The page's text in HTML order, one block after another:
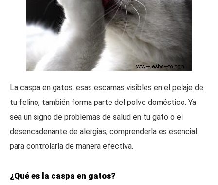
La caspa en gatos, esas escamas visibles en el pelaje de
tu felino, también forma parte del polvo doméstico. Ya
sea un signo de problemas de salud en tu gato o el
desencadenante de alergias, comprenderla es esencial
para controlarla de manera efectiva.
¿Qué es la caspa en gatos?